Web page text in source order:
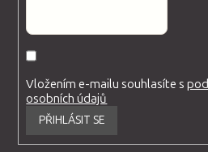
Vložením e-mailu souhlasíte s
osobních údajů
PŘIHLÁSIT SE